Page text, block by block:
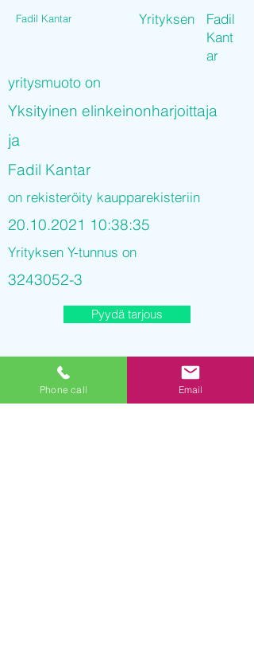
Fadil
Kant
ar
Fadil Kantar Yrityksen
yritysmuoto on
Yksityinen elinkeinonharjoittaja
ja
Fadil Kantar
on rekisteröity kaupparekisteriin
20.10.2021 10:38:35
Yrityksen Y-tunnus on
3243052-3
Pyydä tarjous
Phone call Email